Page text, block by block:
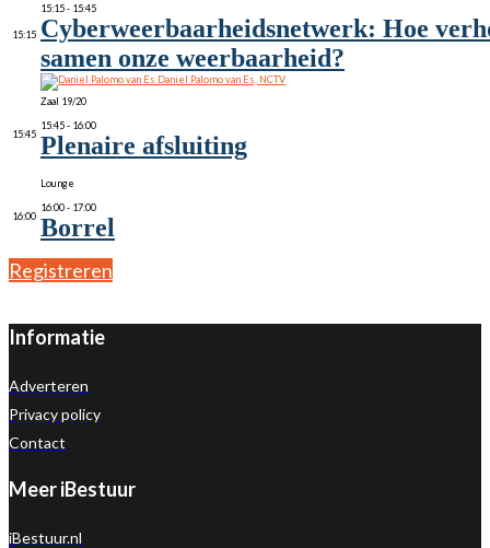
15:15
15:15 - 15:45
Cyberweerbaarheidsnetwerk: Hoe
samen onze weerbaarheid?
Daniel Palomo van Es, NCTV
15:45
Zaal 19/20
15:45 - 16:00
Plenaire afsluiting
16:00
Lounge
16:00 - 17:00
Borrel
Registreren
Informatie
Adverteren
Privacy policy
Contact
Meer iBestuur
iBestuur.nl